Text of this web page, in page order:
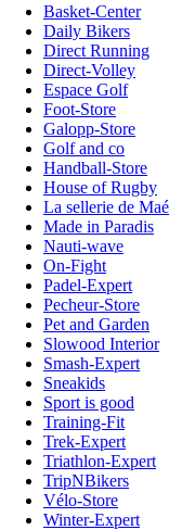
Basket-Center
Daily Bikers
Direct Running
Direct-Volley
Espace Golf
Foot-Store
Galopp-Store
Golf and co
Handball-Store
House of Rugby
La sellerie de Maé
Made in Paradis
Nauti-wave
On-Fight
Padel-Expert
Pecheur-Store
Pet and Garden
Slowood Interior
Smash-Expert
Sneakids
Sport is good
Training-Fit
Trek-Expert
Triathlon-Expert
TripNBikers
Vélo-Store
Winter-Expert